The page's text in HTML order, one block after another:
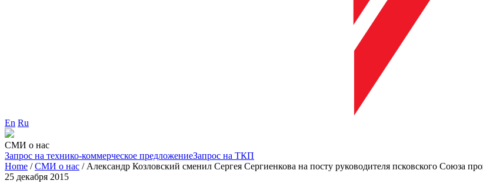
En Ru
СМИ о нас
Запрос на технико-коммерческое предложениеЗапрос на ТКП
Home /СМИ о нас / Александр Козловский сменил Сергея Сергиенкова на посту руководителя псковского Союза
25 декабря 2015